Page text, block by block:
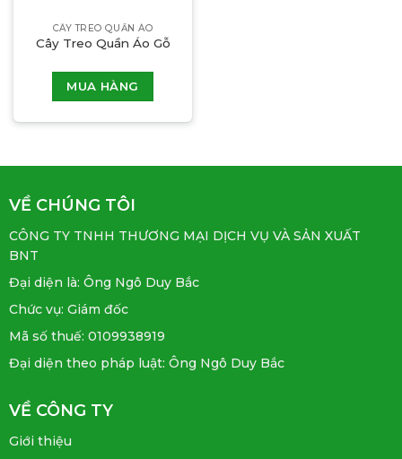
CÂY TREO QUẦN ÁO
Cây Treo Quần Áo Gỗ
MUA HÀNG
VỀ CHÚNG TÔI
CÔNG TY TNHH THƯƠNG MẠI DỊCH VỤ VÀ SẢN XUẤT
BNT
Đại diện là: Ông Ngô Duy Bắc
Chức vụ: Giám đốc
Mã số thuế: 0109938919
Đại diện theo pháp luật: Ông Ngô Duy Bắc
VỀ CÔNG TY
Giới thiệu